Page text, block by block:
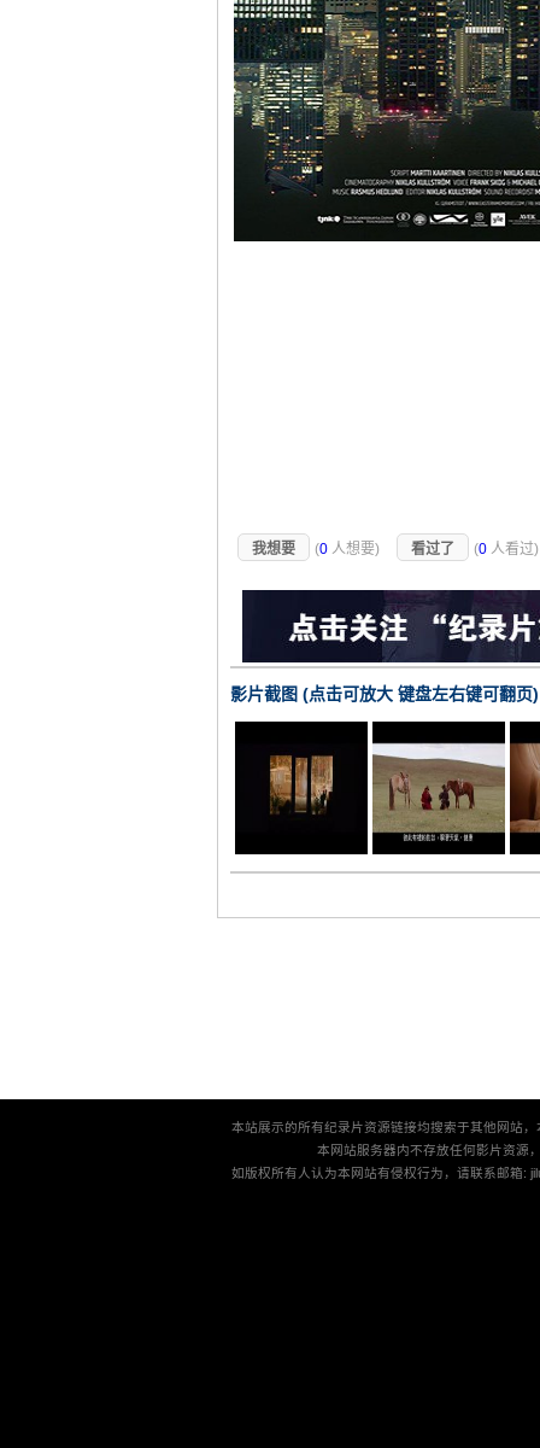
我想要 (0 人想要) 看过了 (0 人看过
影片截图 (点击可放大 键盘左右键可翻页)
本站展示的所有纪录片资源链接均搜索于其他网站
本网站服务器内不存放任何影片资源
如版权所有人认为本网站有侵权行为，请联系邮箱: